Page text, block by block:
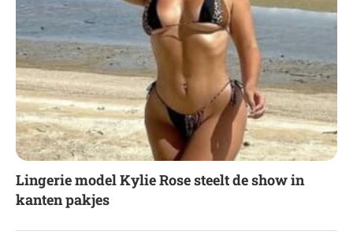
Lingerie model Kylie Rose steelt de show in
kanten pakjes